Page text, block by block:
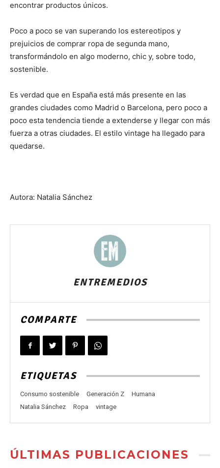
encontrar productos únicos.
Poco a poco se van superando los estereotipos y
prejuicios de comprar ropa de segunda mano,
transformándolo en algo moderno, chic y, sobre todo,
sostenible.
Es verdad que en España está más presente en las
grandes ciudades como Madrid o Barcelona, pero poco a
poco esta tendencia tiende a extenderse y llegar con más
fuerza a otras ciudades. El estilo vintage ha llegado para
quedarse.
Autora: Natalia Sánchez
ENTREMEDIOS
COMPARTE
ETIQUETAS
Consumo sostenible Generación Z
Humana
Natalia Sánchez
Ropa vintage
ÚLTIMAS PUBLICACIONES